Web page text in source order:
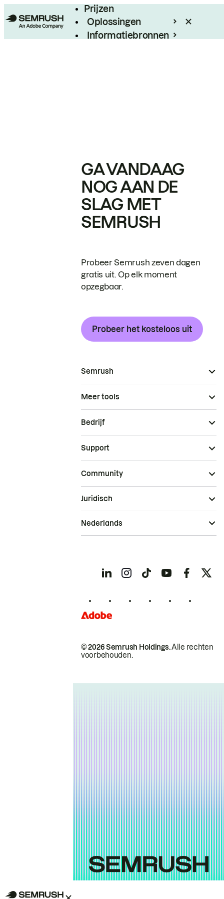
Prijzen
Oplossingen
Informatiebronnen
GA VANDAAG
NOG AAN DE
SLAG MET
SEMRUSH
Probeer Semrush zeven dagen
gratis uit. Op elk moment
opzegbaar.
Probeer het kosteloos uit
Semrush
Meer tools
Bedrijf
Support
Community
© 2026 Semrush Holdings.Alle rechten
voorbehouden.
Juridisch
Nederlands